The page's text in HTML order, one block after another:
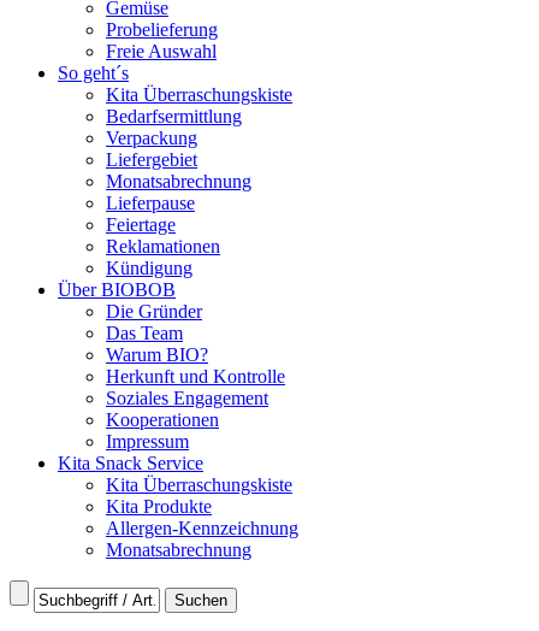
Gemüse
Probelieferung
Freie Auswahl
So geht´s
Kita Überraschungskiste
Bedarfsermittlung
Verpackung
Liefergebiet
Monatsabrechnung
Lieferpause
Feiertage
Reklamationen
Kündigung
Über BIOBOB
Die Gründer
Das Team
Warum BIO?
Herkunft und Kontrolle
Soziales Engagement
Kooperationen
Impressum
Kita Snack Service
Kita Überraschungskiste
Kita Produkte
Allergen-Kennzeichnung
Monatsabrechnung